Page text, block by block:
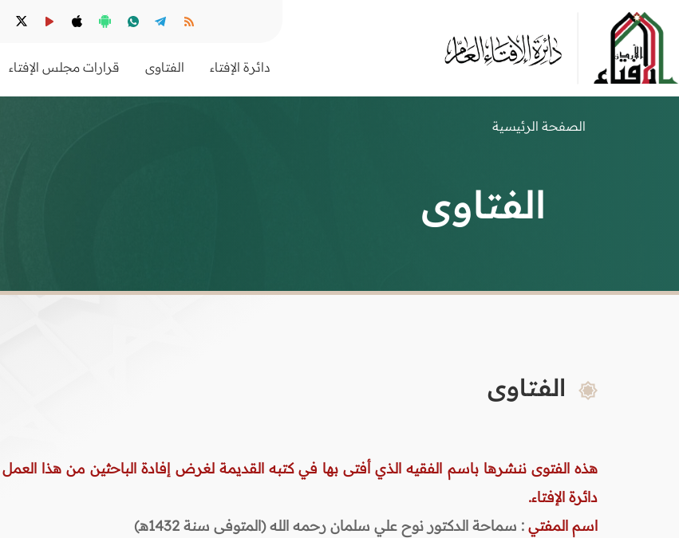
دائرة الإفتاء الفتاوى قرارات مجلس الإفتاء
الصفحة الرئيسية
الفتاوى
الفتاوى
هذه الفتوى ننشرها باسم الفقيه الذي أفتى بها في كتبه القديمة لغرض إفادة الباحثين من هذا
دائرة الإفتاء.
اسم المفتي : سماحة الدكتور نوح علي سلمان رحمه الله (المتوفى سنة 1432هـ)